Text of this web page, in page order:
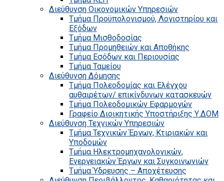
Διεύθυνση Οικονομικών Υπηρεσιών
Τμήμα Προϋπολογισμού, Λογιστηρίου και
Εξόδων
Τμήμα Μισθοδοσίας
Τμήμα Προμηθειών και Αποθήκης
Τμήμα Εσόδων και Περιουσίας
Τμήμα Ταμείου
Διεύθυνση Δόμησης
Τμήμα Πολεοδομίας και Ελέγχου
αυθαιρέτων/ επικίνδυνων κατασκευών
Τμήμα Πολεοδομικών Εφαρμογών
Γραφείο Διοικητικής Υποστήριξης Υ.ΔΟΜ
Διεύθυνση Τεχνικών Υπηρεσιών
Τμήμα Τεχνικών Έργων, Κτιριακών και
Υποδομών
Τμήμα Ηλεκτρομηχανολογικών,
Ενεργειακών Έργων και Συγκοινωνιών
Τμήμα Ύδρευσης – Αποχέτευσης